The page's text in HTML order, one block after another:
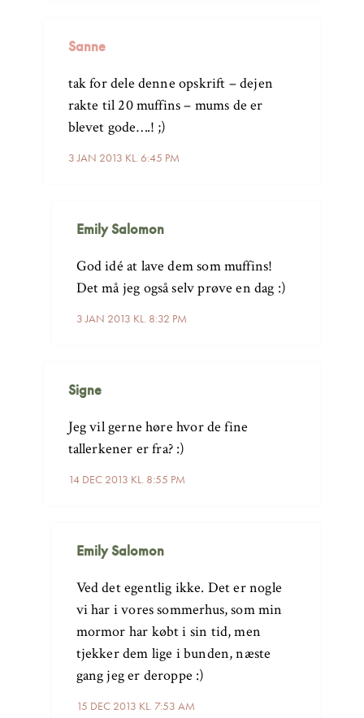
Sanne
3 JAN 2013 KL. 6:45 PM
tak for dele denne opskrift – dejen
rakte til 20 muffins – mums de er
blevet gode….! ;)
Emily Salomon
3 JAN 2013 KL. 8:32 PM
God idé at lave dem som muffins!
Det må jeg også selv prøve en dag :)
Signe
14 DEC 2013 KL. 8:55 PM
Jeg vil gerne høre hvor de fine
tallerkener er fra? :)
Emily Salomon
15 DEC 2013 KL. 7:53 AM
Ved det egentlig ikke. Det er nogle
vi har i vores sommerhus, som min
mormor har købt i sin tid, men
tjekker dem lige i bunden, næste
gang jeg er deroppe :)